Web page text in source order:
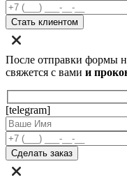
После отправки формы
свяжется с вами и
[telegram]